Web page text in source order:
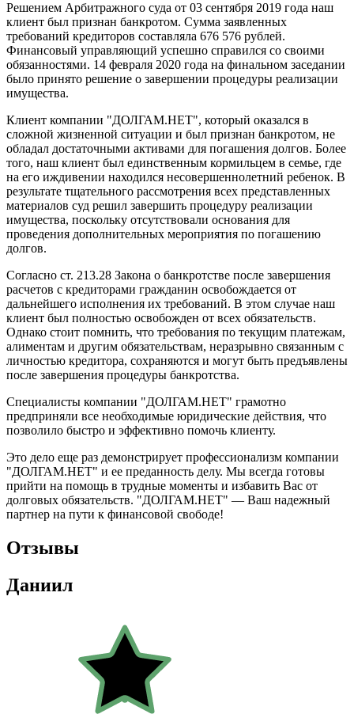
Решением Арбитражного суда от 03 сентября 2019 года наш
клиент был признан банкротом. Сумма заявленных
требований кредиторов составляла 676 576 рублей.
Финансовый управляющий успешно справился со своими
обязанностями. 14 февраля 2020 года на финальном заседании
было принято решение о завершении процедуры реализации
имущества.
Клиент компании "ДОЛГАМ.НЕТ", который оказался в
сложной жизненной ситуации и был признан банкротом, не
обладал достаточными активами для погашения долгов. Более
того, наш клиент был единственным кормильцем в семье, где
на его иждивении находился несовершеннолетний ребенок. В
результате тщательного рассмотрения всех представленных
материалов суд решил завершить процедуру реализации
имущества, поскольку отсутствовали основания для
проведения дополнительных мероприятия по погашению
долгов.
Согласно ст. 213.28 Закона о банкротстве после завершения
расчетов с кредиторами гражданин освобождается от
дальнейшего исполнения их требований. В этом случае наш
клиент был полностью освобожден от всех обязательств.
Однако стоит помнить, что требования по текущим платежам,
алиментам и другим обязательствам, неразрывно связанным с
личностью кредитора, сохраняются и могут быть предъявлены
после завершения процедуры банкротства.
Специалисты компании "ДОЛГАМ.НЕТ" грамотно
предприняли все необходимые юридические действия, что
позволило быстро и эффективно помочь клиенту.
Это дело еще раз демонстрирует профессионализм компании
"ДОЛГАМ.НЕТ" и ее преданность делу. Мы всегда готовы
прийти на помощь в трудные моменты и избавить Вас от
долговых обязательств. "ДОЛГАМ.НЕТ" — Ваш надежный
партнер на пути к финансовой свободе!
Отзывы
Даниил